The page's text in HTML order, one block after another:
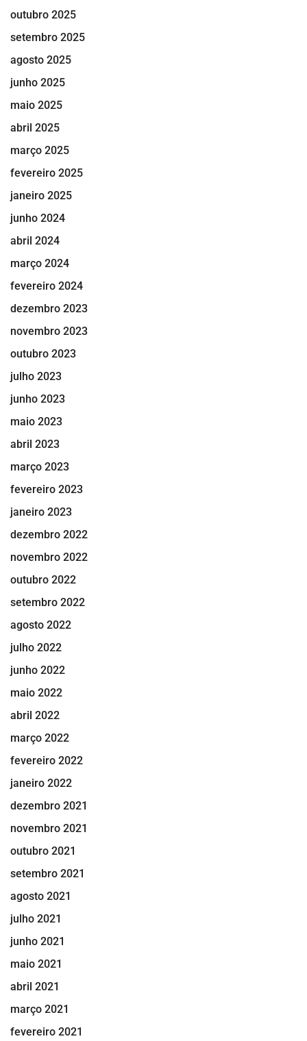
outubro 2025
setembro 2025
agosto 2025
junho 2025
maio 2025
abril 2025
março 2025
fevereiro 2025
janeiro 2025
junho 2024
abril 2024
março 2024
fevereiro 2024
dezembro 2023
novembro 2023
outubro 2023
julho 2023
junho 2023
maio 2023
abril 2023
março 2023
fevereiro 2023
janeiro 2023
dezembro 2022
novembro 2022
outubro 2022
setembro 2022
agosto 2022
julho 2022
junho 2022
maio 2022
abril 2022
março 2022
fevereiro 2022
janeiro 2022
dezembro 2021
novembro 2021
outubro 2021
setembro 2021
agosto 2021
julho 2021
junho 2021
maio 2021
abril 2021
março 2021
fevereiro 2021